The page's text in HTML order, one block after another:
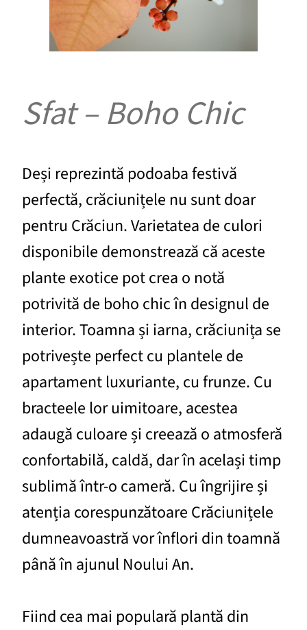
Sfat – Boho Chic
Deși reprezintă podoaba festivă
perfectă, crăciunițele nu sunt doar
pentru Crăciun. Varietatea de culori
disponibile demonstrează că aceste
plante exotice pot crea o notă
potrivită de boho chic în designul de
interior. Toamna și iarna, crăciunița se
potrivește perfect cu plantele de
apartament luxuriante, cu frunze. Cu
bracteele lor uimitoare, acestea
adaugă culoare și creează o atmosferă
confortabilă, caldă, dar în același timp
sublimă într-o cameră. Cu îngrijire și
atenția corespunzătoare Crăciunițele
dumneavoastră vor înflori din toamnă
până în ajunul Noului An.
Fiind cea mai populară plantă din